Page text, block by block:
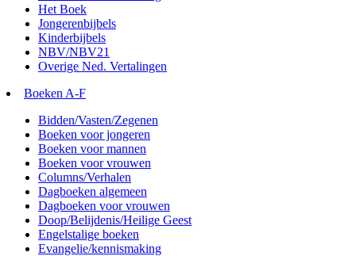
Het Boek
Jongerenbijbels
Kinderbijbels
NBV/NBV21
Overige Ned. Vertalingen
Boeken A-F
Bidden/Vasten/Zegenen
Boeken voor jongeren
Boeken voor mannen
Boeken voor vrouwen
Columns/Verhalen
Dagboeken algemeen
Dagboeken voor vrouwen
Doop/Belijdenis/Heilige Geest
Engelstalige boeken
Evangelie/kennismaking